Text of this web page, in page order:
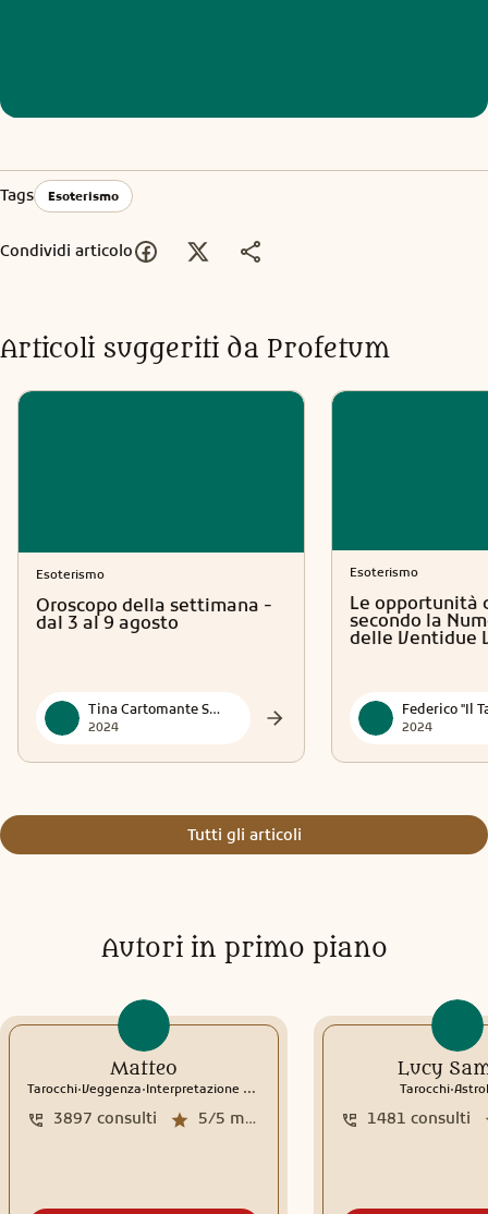
Tags Esoterismo
Condividi articolo
Articoli suggeriti da Profetum
Esoterismo
Oroscopo della settimana -
dal 3 al 9 agosto
Tina Cartomante Sensitiva
2024
Esoterismo
Le opportunità
secondo la
delle Ventidue
2024
Tutti gli articoli
Autori in primo piano
Matteo
Tarocchi.Veggenza.Interpretazione sogni
5/5 media recensioni
3897 consulti
Lucy
Tarocchi.
1481 consulti